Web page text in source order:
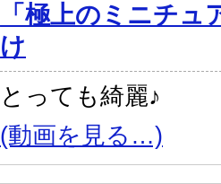
「極上のミニチュ
け
とっても綺麗♪
(動画を見る…)